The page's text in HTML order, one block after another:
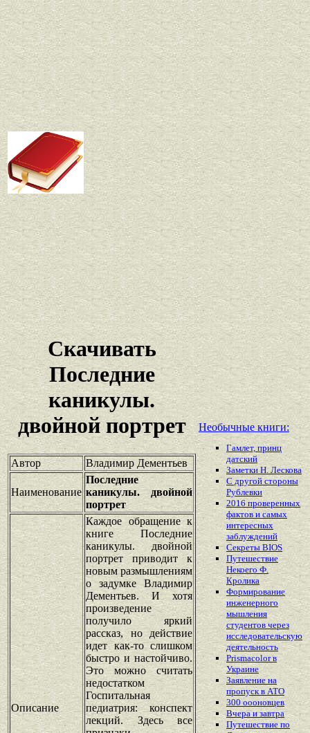
Скачивать
Последние
каникулы.
двойной портрет
Автор Владимир Дементьев
Наименование
Последние
каникулы. двойной
портрет
Описание
Каждое обращение к
книге Последние
каникулы. двойной
портрет приводит к
новым размышлениям
о задумке Владимир
Дементьев. И хотя
произведение
получило яркий
рассказ, но действие
идет как-то слишком
быстро и настойчиво.
Это можно считать
недостатком
Госпитальная
педиатрия: конспект
лекций. Здесь все
Необычные книги:
Гамлет, принц
датский
Заметки Н. Лескова
С другой стороны
Рублевки
2016 проверенных
фактов и самых
интересных
заблуждений
Секреты BIOS
Путешествие
Некоего Ф.
Кролика
Формирование
инженерного
мышления
студентов через
исследовательскую
деятельность
Prismacolor в
Украине
Заявление на
пропуск в АТО
300 оооновцев
Вчера и завтра
Путешествие по